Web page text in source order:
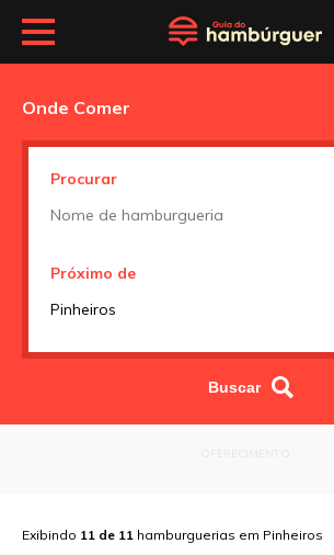
Onde Comer
Procurar
Próximo de
Exibindo 11 de 11 hamburguerias em Pinheiros